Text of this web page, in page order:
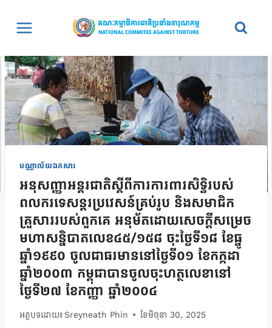
បណ្ណាល័យឯកសារ
អនុសញ្ញាអន្ដរជាតិស្ដីពីការការពារសិទ្ធិរបស់
ពលករទេសន្ដរប្រវេសន៍គ្រប់រូប និងសមាជិក
គ្រួសាររបស់ពួកគេ អនុម័តដោយសេចក្ដីសម្រេច
មហាសន្និបាតលេខ៤៥/១៥៨ ចុះថ្ងៃទី១៨ ខែធ្នូ
ឆ្នាំ១៩៩០ ចូលជាធរមាននៅថ្ងៃទី០១ ខែកក្កដា
ឆ្នាំ២០០៣ កម្ពុជាបានចូលចុះហត្ថលេខានៅ
ថ្ងៃទី២៧ ខែកញ្ញា ឆ្នាំ២០០៤
អត្ថបទដោយ៖ Sreyneath Phin ខែ​មិថុនា 30, 2025